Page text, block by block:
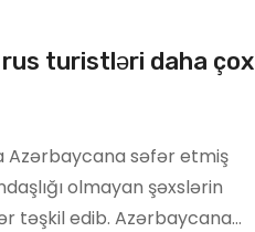
turistləri daha çox
Azərbaycana səfər etmiş
olmayan şəxslərin
təşkil edib. Azərbaycana…